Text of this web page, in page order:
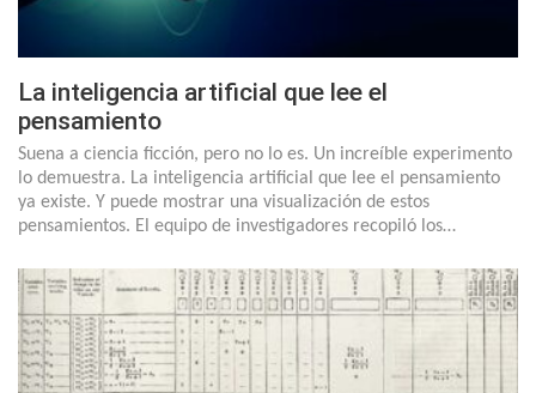
La inteligencia artificial que lee el
pensamiento
Suena a ciencia ficción, pero no lo es. Un increíble experimento
lo demuestra. La inteligencia artificial que lee el pensamiento
ya existe. Y puede mostrar una visualización de estos
pensamientos. El equipo de investigadores recopiló los…